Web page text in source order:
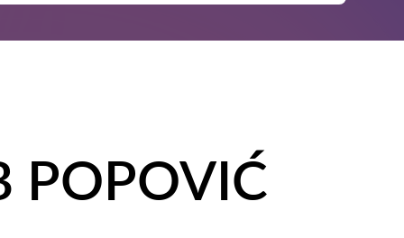
POPOVIĆ